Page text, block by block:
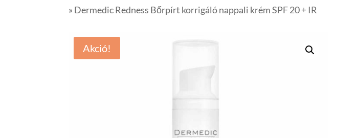
» Dermedic Redness Bőrpírt korrigáló nappali krém SPF 20 + IR
Akció!